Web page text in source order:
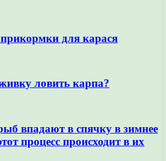
для карася
ловить карпа?
впадают в спячку в зимнее
процесс происходит в их